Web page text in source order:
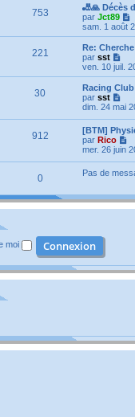
s
e
753
🎳🙏 Décès
par Jct89
i
r
r
i
r
sam. 1 août
221
Re:
par sst
o
i
r
e
r
n
i
e
r
s
s
ven. 10 juil.
30
Racing
par sst
o
l
e
d
e
r
i
e
r
g
e
dim. 24 mai
912
[BTM]
par Rico
o
l
d
m
e
mer. 26 juin
0 Pas de
moi